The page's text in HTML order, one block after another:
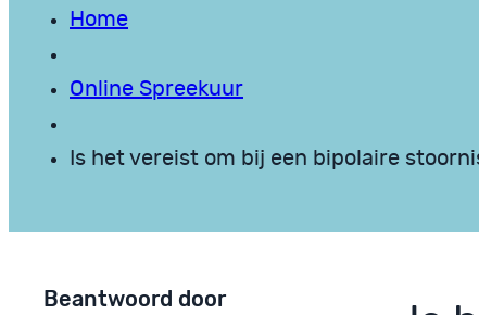
Home
Online Spreekuur
Is het vereist om bij een bipolaire
Beantwoord door